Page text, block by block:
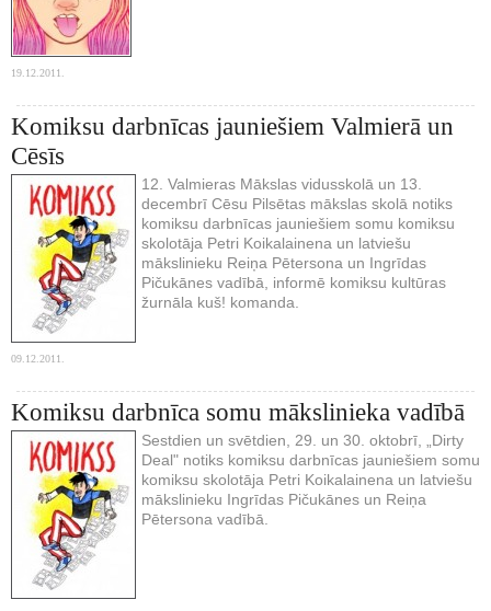
19.12.2011.
Komiksu darbnīcas jauniešiem Valmierā un
Cēsīs
12. Valmieras Mākslas vidusskolā un 13.
decembrī Cēsu Pilsētas mākslas skolā notiks
komiksu darbnīcas jauniešiem somu komiksu
skolotāja Petri Koikalainena un latviešu
mākslinieku Reiņa Pētersona un Ingrīdas
Pičukānes vadībā, informē komiksu kultūras
žurnāla kuš! komanda.
09.12.2011.
Komiksu darbnīca somu mākslinieka vadībā
Sestdien un svētdien, 29. un 30. oktobrī, „Dirty
Deal" notiks komiksu darbnīcas jauniešiem somu
komiksu skolotāja Petri Koikalainena un latviešu
mākslinieku Ingrīdas Pičukānes un Reiņa
Pētersona vadībā.